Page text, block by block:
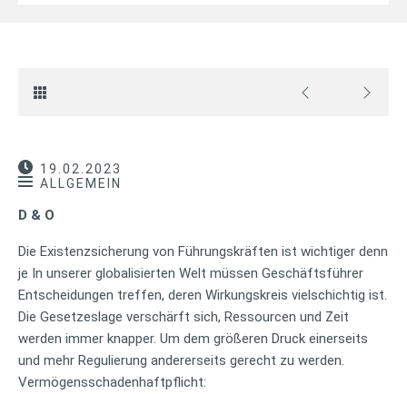
19.02.2023
ALLGEMEIN
D & O
Die Existenzsicherung von Führungskräften ist wichtiger denn
je In unserer globalisierten Welt müssen Geschäftsführer
Entscheidungen treffen, deren Wirkungskreis vielschichtig ist.
Die Gesetzeslage verschärft sich, Ressourcen und Zeit
werden immer knapper. Um dem größeren Druck einerseits
und mehr Regulierung andererseits gerecht zu werden.
Vermögensschadenhaftpflicht: